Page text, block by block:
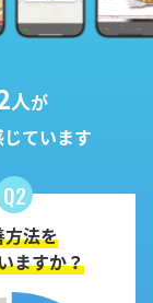
人が
じています
Q2
方法を
ますか？